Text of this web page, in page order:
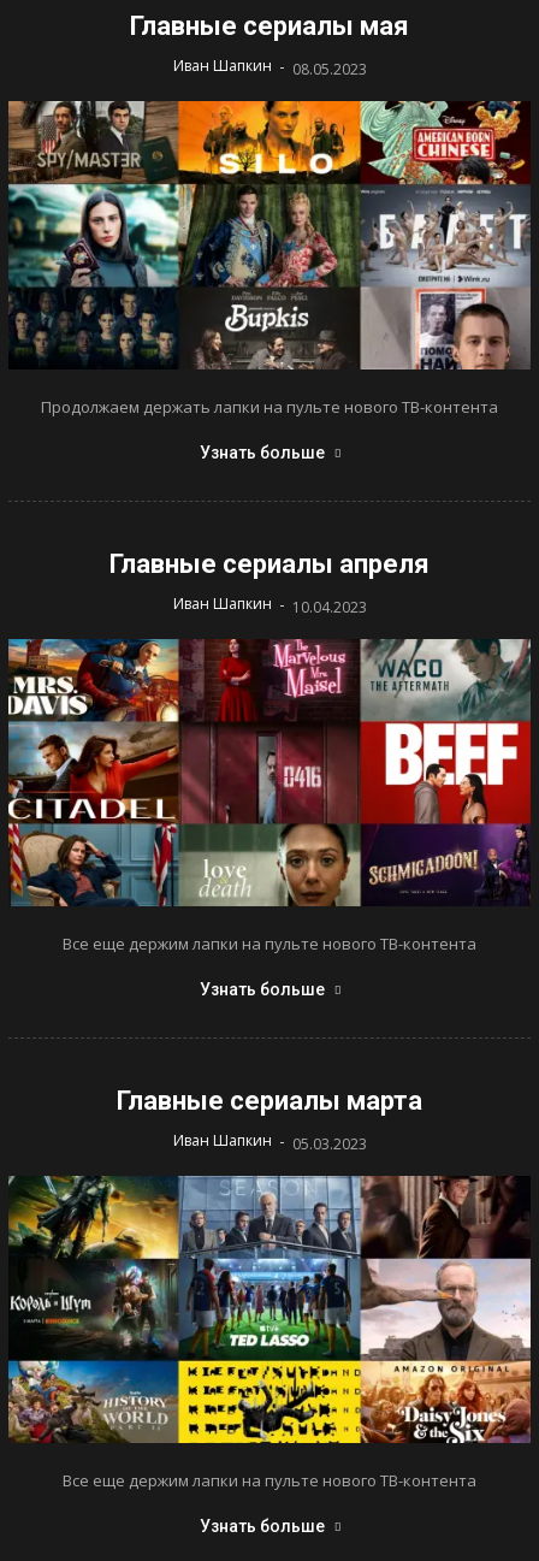
Главные сериалы мая
Иван Шапкин - 08.05.2023
Продолжаем держать лапки на пульте нового ТВ-контента
Узнать больше
Главные сериалы апреля
Иван Шапкин - 10.04.2023
Все еще держим лапки на пульте нового ТВ-контента
Узнать больше
Главные сериалы марта
Иван Шапкин - 05.03.2023
Все еще держим лапки на пульте нового ТВ-контента
Узнать больше